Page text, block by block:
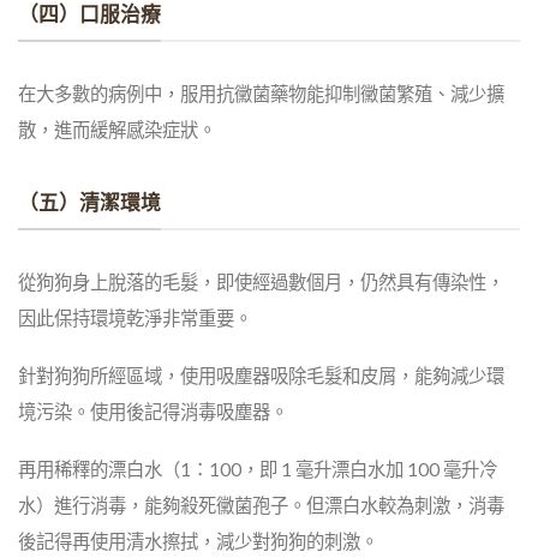
（四）口服治療
在大多數的病例中，服用抗黴菌藥物能抑制黴菌繁殖、減少擴
散，進而緩解感染症狀。
（五）清潔環境
從狗狗身上脫落的毛髮，即使經過數個月，仍然具有傳染性，
因此保持環境乾淨非常重要。
針對狗狗所經區域，使用吸塵器吸除毛髮和皮屑，能夠減少環
境污染。使用後記得消毒吸塵器。
再用稀釋的漂白水（1：100，即 1 毫升漂白水加 100 毫升冷
水）進行消毒，能夠殺死黴菌孢子。但漂白水較為刺激，消毒
後記得再使用清水擦拭，減少對狗狗的刺激。